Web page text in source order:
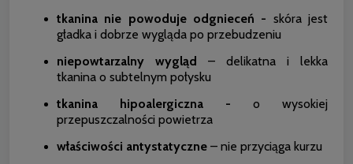
tkanina nie powoduje odgnieceń - skóra jest
gładka i dobrze wygląda po przebudzeniu
niepowtarzalny wygląd – delikatna i lekka
tkanina o subtelnym połysku
tkanina hipoalergiczna - o wysokiej
przepuszczalności powietrza
właściwości antystatyczne – nie przyciąga kurzu